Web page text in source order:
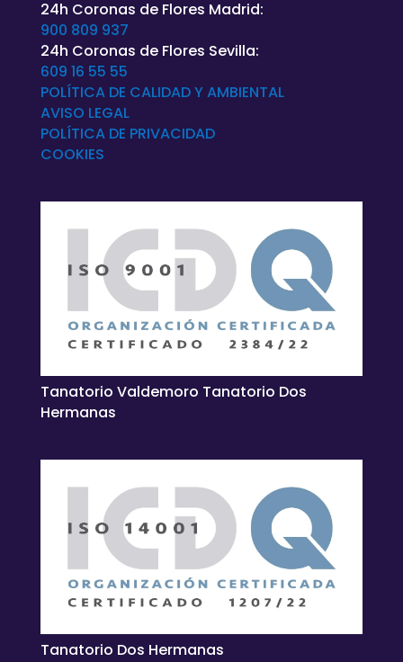
24h Coronas de Flores Madrid:
900 809 937
24h Coronas de Flores Sevilla:
609 16 55 55
POLÍTICA DE CALIDAD Y AMBIENTAL
AVISO LEGAL
POLÍTICA DE PRIVACIDAD
COOKIES
Tanatorio Valdemoro Tanatorio Dos
Hermanas
Tanatorio Dos Hermanas